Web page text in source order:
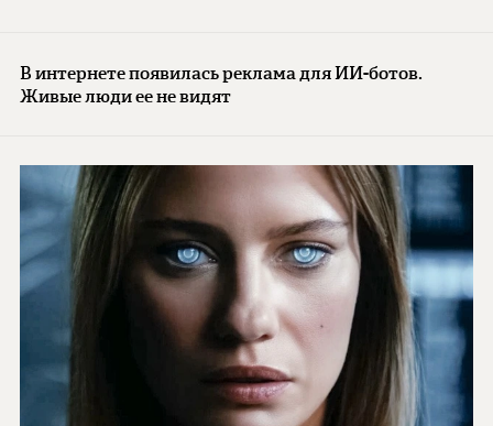
В интернете появилась реклама для ИИ-ботов.
Живые люди ее не видят